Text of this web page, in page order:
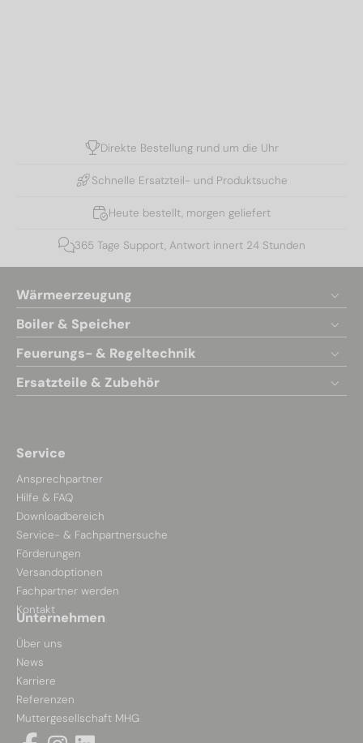
Direkte Bestellung rund um die Uhr
Schnelle Ersatzteil- und Produktsuche
Heute bestellt, morgen geliefert
365 Tage Support, Antwort innert 24 Stunden
Wärmeerzeugung
Boiler & Speicher
Feuerungs- & Regeltechnik
Ersatzteile & Zubehör
Service
Ansprechpartner
Hilfe & FAQ
Downloadbereich
Service- & Fachpartnersuche
Förderungen
Versandoptionen
Fachpartner werden
Kontakt
Unternehmen
Über uns
News
Karriere
Referenzen
Muttergesellschaft MHG